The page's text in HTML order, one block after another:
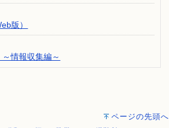
版）
情報収集編～
ページの先頭へ